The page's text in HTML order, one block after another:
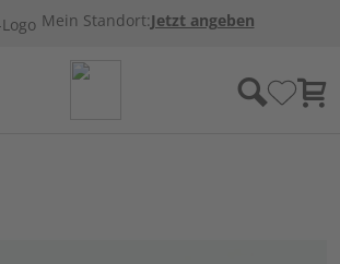
Mein Standort:Jetzt angeben